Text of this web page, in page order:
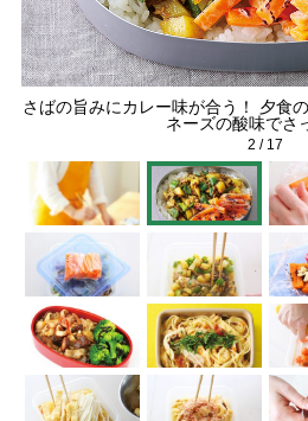
さばの旨みにカレー味が合う！ 夕食
ネーズの酸味でさ
2 / 17